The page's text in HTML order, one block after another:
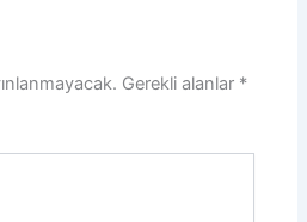
Gerekli alanlar *